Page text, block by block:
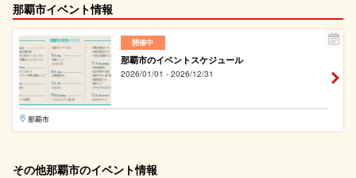
那覇市イベント情報
開催中
那覇市のイベントスケジュール
2026/01/01 - 2026/12/31
那覇市
その他那覇市のイベント情報